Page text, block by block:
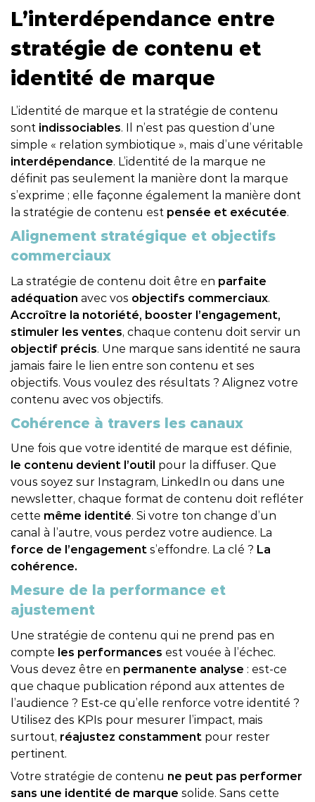
L’interdépendance entre
stratégie de contenu et
identité de marque
L’identité de marque et la stratégie de contenu
sont indissociables. Il n’est pas question d’une
simple « relation symbiotique », mais d’une véritable
interdépendance. L’identité de la marque ne
définit pas seulement la manière dont la marque
s’exprime ; elle façonne également la manière dont
la stratégie de contenu est pensée et exécutée.
Alignement stratégique et objectifs
commerciaux
La stratégie de contenu doit être en parfaite
adéquation avec vos objectifs commerciaux.
Accroître la notoriété, booster l’engagement,
stimuler les ventes, chaque contenu doit servir un
objectif précis. Une marque sans identité ne saura
jamais faire le lien entre son contenu et ses
objectifs. Vous voulez des résultats ? Alignez votre
contenu avec vos objectifs.
Cohérence à travers les canaux
Une fois que votre identité de marque est définie,
le contenu devient l’outil pour la diffuser. Que
vous soyez sur Instagram, LinkedIn ou dans une
newsletter, chaque format de contenu doit refléter
cette même identité. Si votre ton change d’un
canal à l’autre, vous perdez votre audience. La
force de l’engagement s’effondre. La clé ? La
cohérence.
Mesure de la performance et
ajustement
Une stratégie de contenu qui ne prend pas en
compte les performances est vouée à l’échec.
Vous devez être en permanente analyse : est-ce
que chaque publication répond aux attentes de
l’audience ? Est-ce qu’elle renforce votre identité ?
Utilisez des KPIs pour mesurer l’impact, mais
surtout, réajustez constamment pour rester
pertinent.
Votre stratégie de contenu ne peut pas performer
sans une identité de marque solide. Sans cette